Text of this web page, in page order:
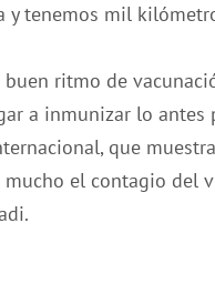
tenemos mil
ritmo de
a inmunizar lo antes
que
el contagio del